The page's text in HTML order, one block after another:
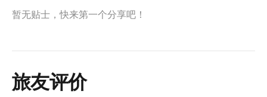
暂无贴士，快来第一个分享吧！
旅友评价